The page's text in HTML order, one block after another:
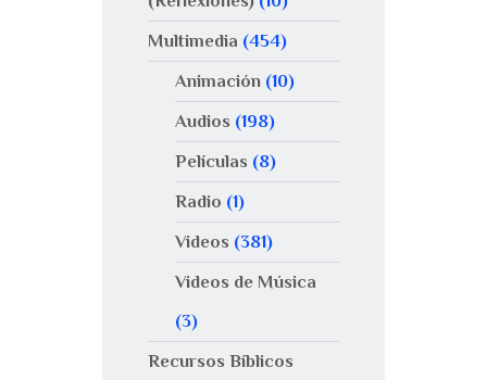
Multimedia (454)
Animación(10)
Audios (198)
Películas (8)
Radio (1)
Videos (381)
Videos de Música
(3)
Recursos Bíblicos